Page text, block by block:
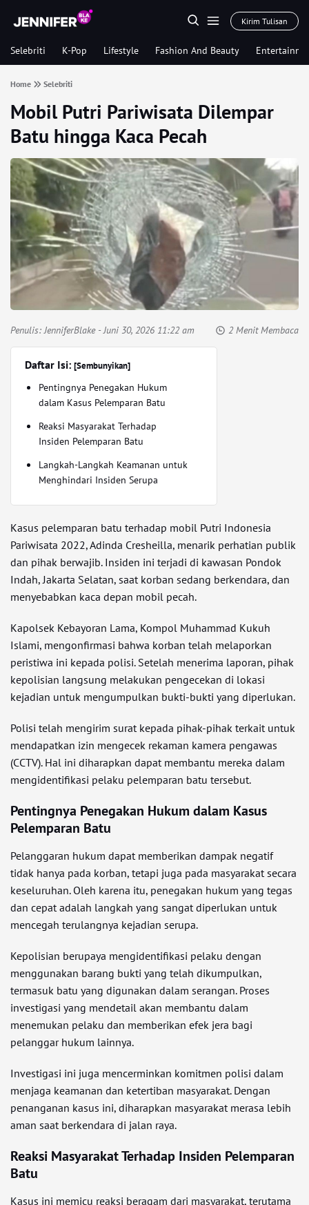
Kirim Tulisan
Selebriti K-Pop Lifestyle Fashion And Beauty
Home Selebriti
Mobil Putri Pariwisata Dilempar
Batu hingga Kaca Pecah
Penulis:JenniferBlake- Juni 30, 2026 11:22 am 2 Menit Membaca
Daftar Isi: [Sembunyikan]
Pentingnya Penegakan Hukum
dalam Kasus Pelemparan Batu
Reaksi Masyarakat Terhadap
Insiden Pelemparan Batu
Langkah-Langkah Keamanan untuk
Menghindari Insiden Serupa
Kasus pelemparan batu terhadap mobil Putri Indonesia
Pariwisata 2022, Adinda Cresheilla, menarik perhatian publik
dan pihak berwajib. Insiden ini terjadi di kawasan Pondok
Indah, Jakarta Selatan, saat korban sedang berkendara, dan
menyebabkan kaca depan mobil pecah.
Kapolsek Kebayoran Lama, Kompol Muhammad Kukuh
Islami, mengonfirmasi bahwa korban telah melaporkan
peristiwa ini kepada polisi. Setelah menerima laporan, pihak
kepolisian langsung melakukan pengecekan di lokasi
kejadian untuk mengumpulkan bukti-bukti yang diperlukan.
Polisi telah mengirim surat kepada pihak-pihak terkait untuk
mendapatkan izin mengecek rekaman kamera pengawas
(CCTV). Hal ini diharapkan dapat membantu mereka dalam
mengidentifikasi pelaku pelemparan batu tersebut.
Pentingnya Penegakan Hukum dalam Kasus
Pelemparan Batu
Pelanggaran hukum dapat memberikan dampak negatif
tidak hanya pada korban, tetapi juga pada masyarakat secara
keseluruhan. Oleh karena itu, penegakan hukum yang tegas
dan cepat adalah langkah yang sangat diperlukan untuk
mencegah terulangnya kejadian serupa.
Kepolisian berupaya mengidentifikasi pelaku dengan
menggunakan barang bukti yang telah dikumpulkan,
termasuk batu yang digunakan dalam serangan. Proses
investigasi yang mendetail akan membantu dalam
menemukan pelaku dan memberikan efek jera bagi
pelanggar hukum lainnya.
Investigasi ini juga mencerminkan komitmen polisi dalam
menjaga keamanan dan ketertiban masyarakat. Dengan
penanganan kasus ini, diharapkan masyarakat merasa lebih
aman saat berkendara di jalan raya.
Reaksi Masyarakat Terhadap Insiden Pelemparan
Batu
Kasus ini memicu reaksi beragam dari masyarakat, terutama